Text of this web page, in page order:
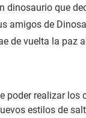
dinosaurio que
amigos de
de vuelta la paz
poder realizar los
estilos de